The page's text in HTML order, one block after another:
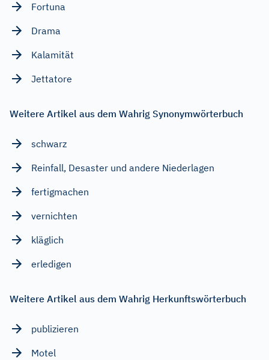
Fortuna
Drama
Kalamität
Jettatore
Weitere Artikel aus dem Wahrig Synonymwörterbuch
schwarz
Reinfall, Desaster und andere Niederlagen
fertigmachen
vernichten
kläglich
erledigen
Weitere Artikel aus dem Wahrig Herkunftswörterbuch
publizieren
Motel